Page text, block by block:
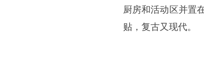
厨房和活动区并置
贴，复古又现代。